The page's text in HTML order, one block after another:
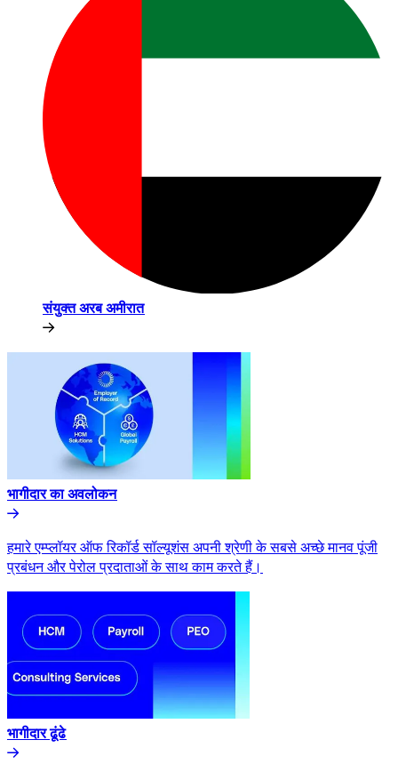
संयुक्त अरब अमीरात​​
भागीदार का अवलोकन​​
हमारे एम्प्लॉयर ऑफ रिकॉर्ड सॉल्यूशंस अपनी श्रेणी के सबसे अच्छे मानव पूंजी
प्रबंधन और पेरोल प्रदाताओं के साथ काम करते हैं।​​
भागीदार ढूंढे​​